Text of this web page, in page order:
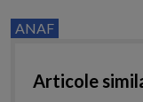
ANAF
Articole